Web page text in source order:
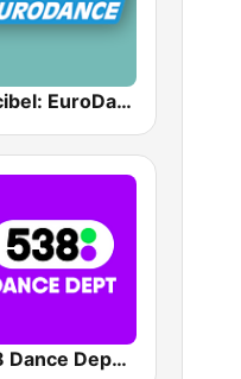
Decibel: EuroDance
538 Dance Department